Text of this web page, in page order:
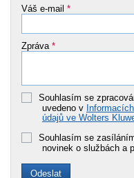
Váš e-mail *
Zpráva *
Souhlasím se
uvedeno v
údajů ve Wolters
Souhlasím se
novinek o službách a